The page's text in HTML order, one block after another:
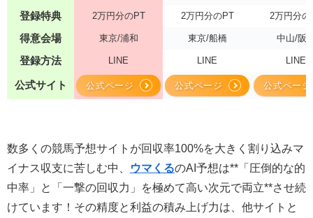
登録特典 2万円分のPT 2万円分のPT 2万円分の
得意会場 東京/浦和 東京/船橋 中山/阪
登録方法 LINE LINE LINE
公式サイト 公式ページ 公式ページ 公式ページ
数多くの競馬予想サイトが回収率100%を大きく割り込みマ
イナス収支に苦しむ中、
ウマくるのAI予想は**「圧倒的な的
中率」と「一撃の回収力」を極めて高い次元で両立**させ続
けています！その精度と利益の積み上げ力は、他サイトと